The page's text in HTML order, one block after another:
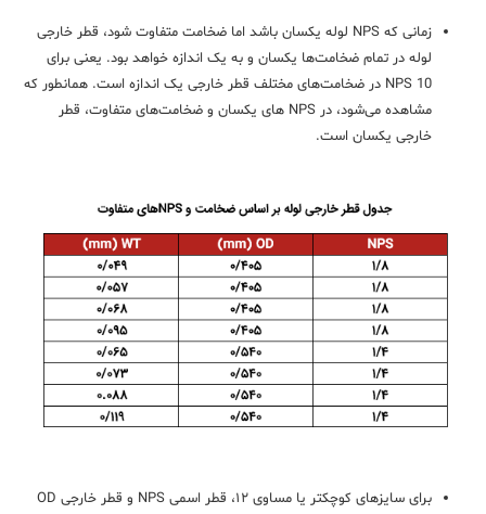
زمانی که NPS لوله یکسان باشد اما ضخامت متفاوت شود، قطر خارجی
لوله در تمام ضخامت‌ها یکسان و به یک اندازه خواهد بود. یعنی برای
NPS 10 در ضخامت‌های مختلف قطر خارجی یک‌ اندازه است. همانطور که
مشاهده می‌شود، در NPS‌ های یکسان و ضخامت‌های متفاوت، قطر
خارجی یکسان است.
برای سایز‌های کوچکتر یا مساوی ۱۲، قطر اسمی NPS و قطر خارجی OD